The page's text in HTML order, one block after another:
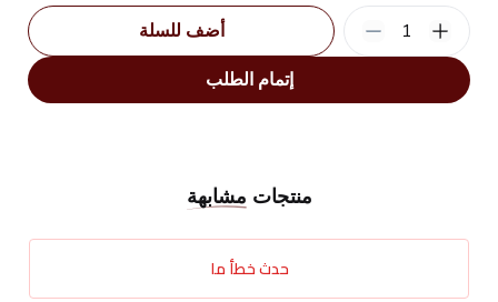
إتمام الطلب
أضف للسلة 1
منتجات مشابهة
حدث خطأ ما